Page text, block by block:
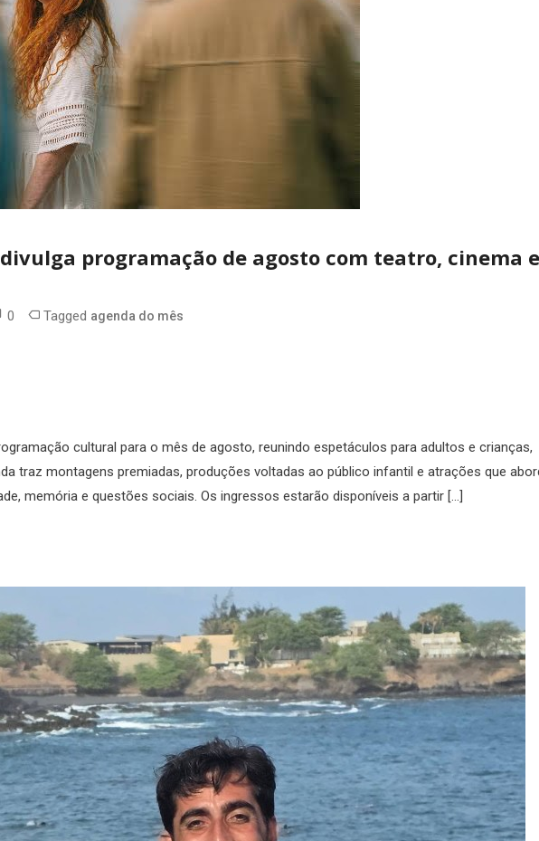
divulga programação de agosto com teatro, cinema e
0 Tagged agenda do mês
cultural para o mês de agosto, reunindo espetáculos para adultos e crianças,
traz montagens premiadas, produções voltadas ao público infantil e atrações que
memória e questões sociais. Os ingressos estarão disponíveis a partir […]